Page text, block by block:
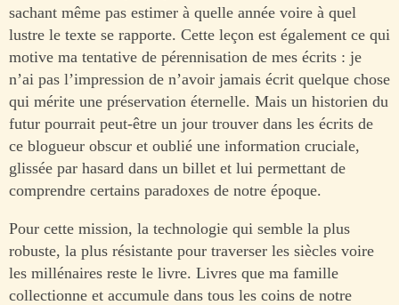
sachant même pas estimer à quelle année voire à quel
lustre le texte se rapporte. Cette leçon est également ce qui
motive ma tentative de pérennisation de mes écrits : je
n’ai pas l’impression de n’avoir jamais écrit quelque chose
qui mérite une préservation éternelle. Mais un historien du
futur pourrait peut-être un jour trouver dans les écrits de
ce blogueur obscur et oublié une information cruciale,
glissée par hasard dans un billet et lui permettant de
comprendre certains paradoxes de notre époque.
Pour cette mission, la technologie qui semble la plus
robuste, la plus résistante pour traverser les siècles voire
les millénaires reste le livre. Livres que ma famille
collectionne et accumule dans tous les coins de notre